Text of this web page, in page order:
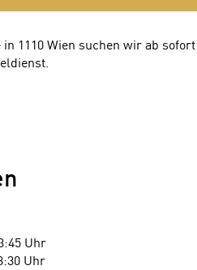
1110 Wien suchen wir ab
Uhr
Uhr